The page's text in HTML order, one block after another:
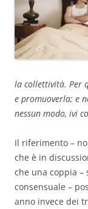
la collettività. Per
e promuoverla; e
nessun modo, ivi
Il riferimento –
che è in
che una coppia –
consensuale –
anno invece dei